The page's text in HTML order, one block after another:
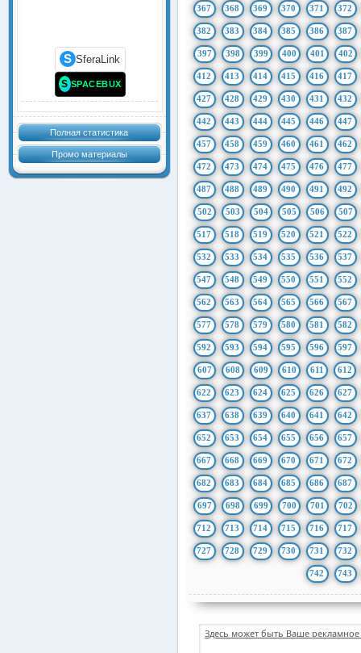
S SferaLink
S SPACEBUX
Полная статистика
Промо материалы
367 368 369 370 371 372
382 383 384 385 386 387
397 398 399 400 401 402
412 413 414 415 416 417
427 428 429 430 431 432
442 443 444 445 446 447
457 458 459 460 461 462
472 473 474 475 476 477
487 488 489 490 491 492
502 503 504 505 506 507
517 518 519 520 521 522
532 533 534 535 536 537
547 548 549 550 551 552
562 563 564 565 566 567
577 578 579 580 581 582
592 593 594 595 596 597
607 608 609 610 611 612
622 623 624 625 626 627
637 638 639 640 641 642
652 653 654 655 656 657
667 668 669 670 671 672
682 683 684 685 686 687
697 698 699 700 701 702
712 713 714 715 716 717
727 728 729 730 731 732
742 743
Здесь может быть Ваше